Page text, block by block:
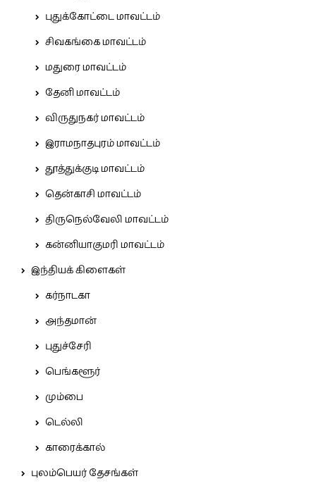
புதுக்கோட்டை மாவட்டம்
சிவகங்கை மாவட்டம்
மதுரை மாவட்டம்
தேனி மாவட்டம்
விருதுநகர் மாவட்டம்
இராமநாதபுரம் மாவட்டம்
தூத்துக்குடி மாவட்டம்
தென்காசி மாவட்டம்
திருநெல்வேலி மாவட்டம்
கன்னியாகுமரி மாவட்டம்
இந்தியக் கிளைகள்
கர்நாடகா
அந்தமான்
புதுச்சேரி
பெங்களூர்
மும்பை
டெல்லி
காரைக்கால்
புலம்பெயர் தேசங்கள்